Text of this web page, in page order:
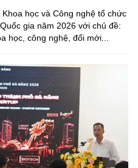
học và Công nghệ tổ chức
gia năm 2026 với chủ đề:
học, công nghệ, đổi mới...